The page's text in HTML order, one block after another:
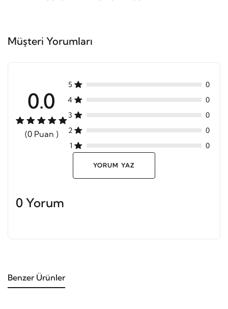
Müşteri Yorumları
0.0
(0 Puan )
5
0
4
0
3
0
2
0
1
0
YORUM YAZ
0 Yorum
Benzer Ürünler